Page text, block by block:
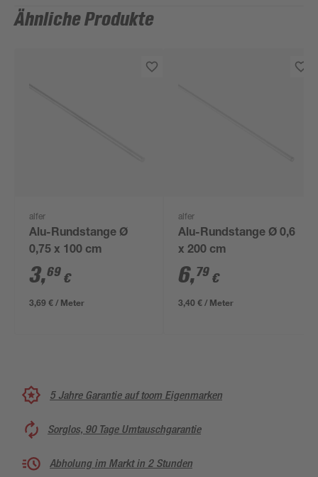
Ähnliche Produkte
alfer
Alu-Rundstange Ø
0,75 x 100 cm
3,69 €
3,69 € / Meter
alfer
Alu-Rundstange Ø 0,6
x 200 cm
6,79 €
3,40 € / Meter
5 Jahre Garantie auf toom Eigenmarken
Sorglos, 90 Tage Umtauschgarantie
Abholung im Markt in 2 Stunden